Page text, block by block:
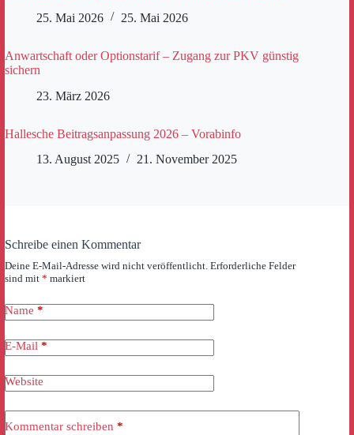
25. Mai 2026
25. Mai 2026
Anwartschaft oder Optionstarif – Zugang zur PKV günstig
sichern
23. März 2026
Hallesche Beitragsanpassung 2026 – Vorabinfo
13. August 2025
21. November 2025
Schreibe einen Kommentar
Deine E-Mail-Adresse wird nicht veröffentlicht. Erforderliche Felder
sind mit * markiert
Name *
E-Mail *
Website
Kommentar schreiben *